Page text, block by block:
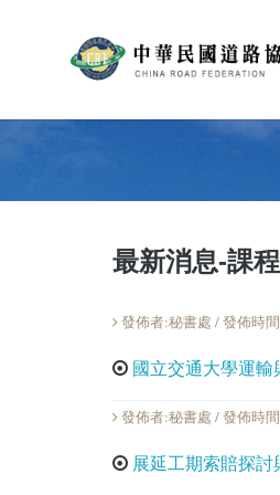
最新消息-課
發佈者:秘書處 / 發佈時
國立交通大學運
發佈者:秘書處 / 發佈時
展延工期索賠探